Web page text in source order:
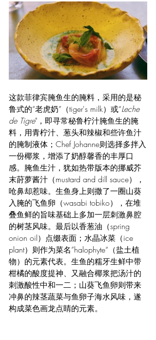
这款菲律宾腌鱼生的腌料，采用的是秘
鲁式的“老虎奶”（tiger's milk）或“Leche
de Tigre"，即寻常秘鲁柠汁腌鱼生的腌
料，用青柠汁、葱头和辣椒和些许鱼汁
的腌制液体；Chef Johanne则选择多拌入
一份椰浆，增添了奶醇馨香的丰厚口
感。腌鱼生汁，犹如热带版本的挪威芥
末莳萝酱汁（mustard and dill sauce），
呛鼻却惹味。生鱼身上则撒了一圈山葵
入腌的飞鱼卵（wasabi tobiko），在堆
叠鱼鲜的旨味基础上多加一层刺激鼻腔
的树茎风味。最后以香葱油（spring
onion oil）点缀表面；水晶冰菜（ice
plant）则作为菜名”halophyte“（盐土植
物）的元素代表。生鱼的糯牙生鲜中带
柑橘的酸度提神、又融合椰浆把汤汁的
刺激酸性中和一二；山葵飞鱼卵则带来
冲鼻的辣茎蔬菜与鱼卵子海水风味，遂
构成菜色画龙点睛的元素。